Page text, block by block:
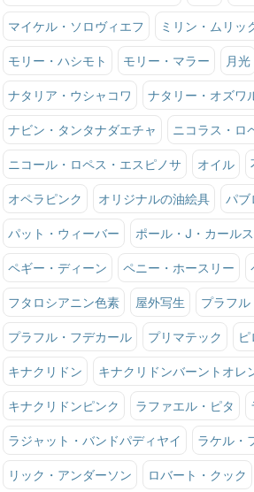
マイケル・ソロヴィエフ ミリン・ムリッ
モリー・ハシモト モリー・マラー 月光
ナタリア・ウシャコワ ナタリー・オズワ
ナビン・タンタナダエチャ ニコラス・ロ
ニコール・ロペス・エスピノサ オイル
オペラピンク オリジナルの油絵具 パブ
パット・ウィーバー ポール・J・カール
ペギー・ディーン ペニー・ホースリー
フタロシアニン色素 屋外写生 プラフル
プラフル・フデカール プリマテック
キナクリドン キナクリドンバーントオレ
キナクリドンピンク ラファエル・ピタ
ラジャット・バンドパディヤイ ラケル・
リック・アンダーソン ロバート・クック